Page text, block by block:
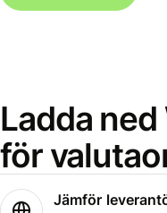
Ladda
för
Jämför